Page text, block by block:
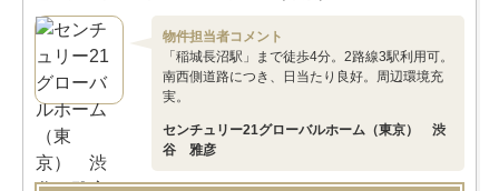
物件担当者コメント
「稲城長沼駅」まで徒歩4分。2路線3駅利用可。
南西側道路につき、日当たり良好。周辺環境充
実。
センチュリー21グローバルホーム（東京） 渋
谷 雅彦